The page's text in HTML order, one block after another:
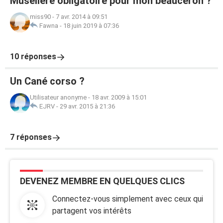
miss90 - 7 avr. 2014 à 09:51
Fawna - 18 juin 2019 à 07:36
10 réponses
Un Cané corso ?
Utilisateur anonyme - 18 avr. 2009 à 15:01
EJRV - 29 avr. 2015 à 21:36
7 réponses
DEVENEZ MEMBRE EN QUELQUES CLICS
Connectez-vous simplement avec ceux qui
partagent vos intérêts